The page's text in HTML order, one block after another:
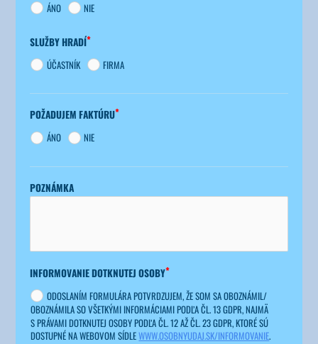
ÁNO
NIE
SLUŽ­BY HRA­DÍ
ÚČAST­NÍK FIR­MA
POŽA­DU­JEM FAK­TÚ­RU
ÁNO NIE
POZNÁM­KA
INFOR­MO­VA­NIE DOT­KNU­TEJ OSO­BY
ODO­SLA­NÍM FOR­MU­LÁ­RA POTVR­DZU­JEM, ŽE SOM SA OBOZNÁMIL/​
OBOZNÁMILA SO VŠET­KÝ­MI INFOR­MÁ­CIA­MI POD­ĽA ČL. 13 GDPR, NAJ­MÄ
S PRÁ­VA­MI DOT­KNU­TEJ OSO­BY POD­ĽA ČL. 12 AŽ ČL. 23 GDPR, KTO­RÉ SÚ
DOSTUP­NÉ NA WEBO­VOM SÍD­LEWWW.OSOBNYUDAJ.SK/INFORMOVANIE.